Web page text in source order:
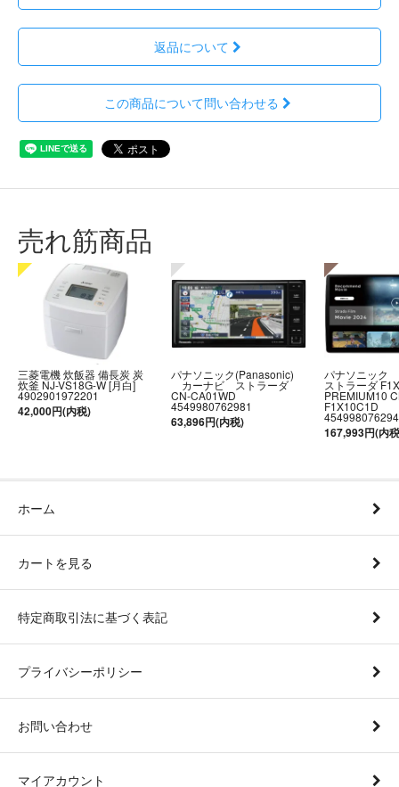
返品について
この商品について問い合わせる
売れ筋商品
三菱電機 炊飯器 備長炭 炭
炊釜 NJ-VS18G-W [月白]
4902901972201
42,000円(内税)
パナソニック(Panasonic)
カーナビ ストラーダ
CN-CA01WD
4549980762981
63,896円(内税)
パナソニッ
ストラーダ F1X
PREMIUM10
F1X10C1D
167,993円(内
ホーム
カートを見る
特定商取引法に基づく表記
プライバシーポリシー
お問い合わせ
マイアカウント